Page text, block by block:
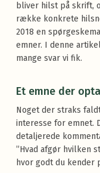
bliver hilst på skrift,
række konkrete
2018 en
emner. I denne
mange svar vi fik.
Et emne der
Noget der straks
interesse for emnet.
detaljerede
”Hvad afgør hvilken
hvor godt du kender